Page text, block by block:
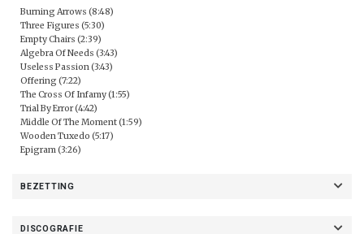
Burning Arrows (8:48)
Three Figures (5:30)
Empty Chairs (2:39)
Algebra Of Needs (3:43)
Useless Passion (3:43)
Offering (7:22)
The Cross Of Infamy (1:55)
Trial By Error (4:42)
Middle Of The Moment (1:59)
Wooden Tuxedo (5:17)
Epigram (3:26)
BEZETTING
DISCOGRAFIE